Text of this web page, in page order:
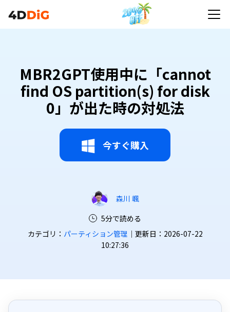
MBR2GPT使用中に「cannot
find OS partition(s) for disk
0」が出た時の対処法
今すぐ購入
森川 颯
5分で読める
カテゴリ： パーティション管理 ｜更新日：2026-07-22
10:27:36